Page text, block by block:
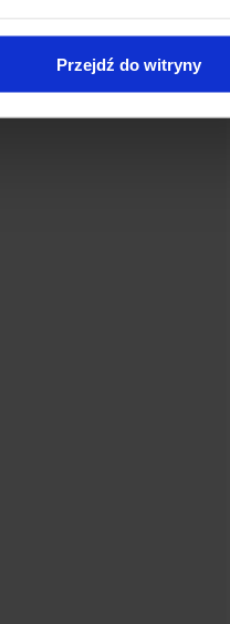
Przejdź do witryny
'Goldsturm’
10,00zł–17,00złZakres